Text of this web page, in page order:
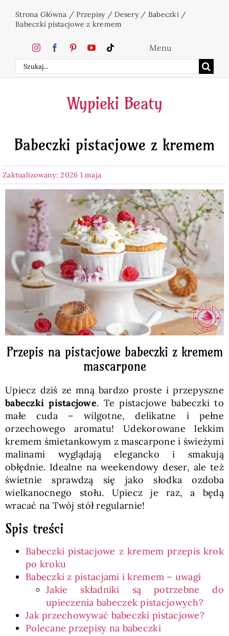
Strona Główna /Przepisy/Desery/ Babeczki/
Babeczki pistacjowe z kremem
Szukaj
Menu
Home
Ciasta
Desery
Napoje
Pieczywo
Przetwory
Posiłki
Zdrowo i fit
SKLEP
Polski
Wypieki Beaty
Babeczki pistacjowe z kremem
Zaktualizowany: 2026 1 maja
Przepis na pistacjowe babeczki z kremem
mascarpone
Upiecz dziś ze mną bardzo proste i przepyszne
babeczki pistacjowe. Te pistacjowe babeczki to
małe cuda – wilgotne, delikatne i pełne
orzechowego aromatu! Udekorowane lekkim
kremem śmietankowym z mascarpone i świeżymi
malinami wyglądają elegancko i smakują
obłędnie. Idealne na weekendowy deser, ale też
świetnie sprawdzą się jako słodka ozdoba
wielkanocnego stołu. Upiecz je raz, a będą
wracać na Twój stół regularnie!
Spis treści
Babeczki pistacjowe z kremem przepis krok
po kroku
Babeczki z pistacjami i kremem – uwagi
Jakie składniki są potrzebne do
upieczenia babeczek pistacjowych?
Jak przechowywać babeczki pistacjowe?
Polecane przepisy na babeczki